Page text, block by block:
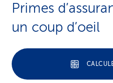
Primes
un coup d’oeil